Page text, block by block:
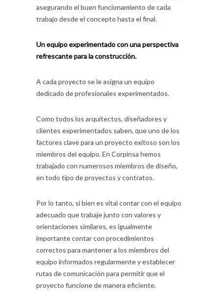
asegurando el buen funcionamiento de cada
trabajo desde el concepto hasta el final.
Un equipo experimentado con una perspectiva
refrescante para la construcción.
A cada proyecto se le asigna un equipo
dedicado de profesionales experimentados.
Como todos los arquitectos, diseñadores y
clientes experimentados saben, que uno de los
factores clave para un proyecto exitoso son los
miembros del equipo. En Corpinsa hemos
trabajado con numerosos miembros de diseño,
en todo tipo de proyectos y contratos.
Por lo tanto, si bien es vital contar con el equipo
adecuado que trabaje junto con valores y
orientaciones similares, es igualmente
importante contar con procedimientos
correctos para mantener a los miembros del
equipo informados regularmente y establecer
rutas de comunicación para permitir que el
proyecto funcione de manera eficiente.